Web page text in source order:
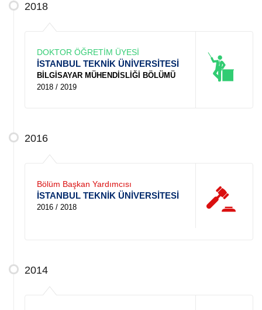
2018
DOKTOR ÖĞRETİM ÜYESİ
İSTANBUL TEKNİK ÜNİVERSİTESİ
BİLGİSAYAR MÜHENDİSLİĞİ BÖLÜMÜ
2018 / 2019
2016
Bölüm Başkan Yardımcısı
İSTANBUL TEKNİK ÜNİVERSİTESİ
2016 / 2018
2014